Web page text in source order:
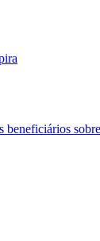
beneficiários